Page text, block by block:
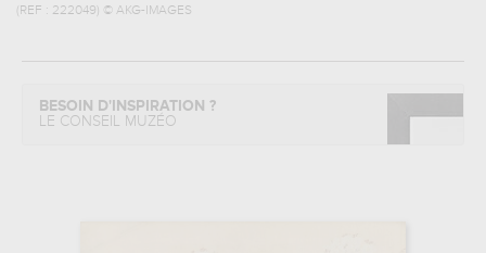
(REF : 222049) © AKG-IMAGES
BESOIN D'INSPIRATION ?
LE CONSEIL MUZÉO